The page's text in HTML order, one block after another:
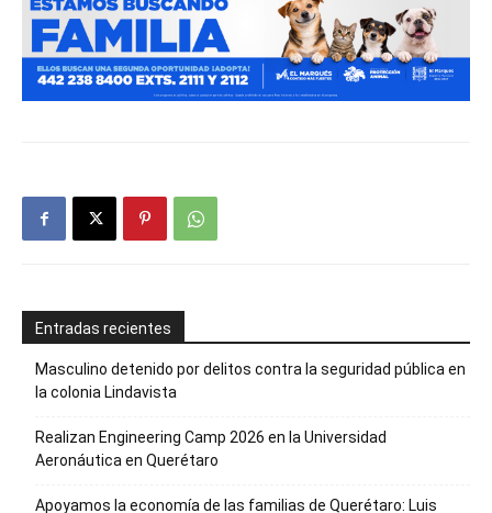
Entradas recientes
Masculino detenido por delitos contra la seguridad pública en
la colonia Lindavista
Realizan Engineering Camp 2026 en la Universidad
Aeronáutica en Querétaro
Apoyamos la economía de las familias de Querétaro: Luis